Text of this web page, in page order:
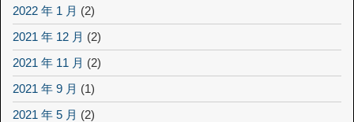
2022 年 1 月 (2)
2021 年 12 月 (2)
2021 年 11 月 (2)
2021 年 9 月 (1)
2021 年 5 月 (2)